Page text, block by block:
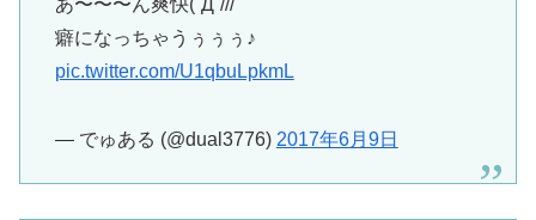
あ〜〜〜ん爽快(´Д`///
癖になっちゃうぅぅぅ♪
pic.twitter.com/U1qbuLpkmL
— でゅある (@dual3776) 2017年6月9日